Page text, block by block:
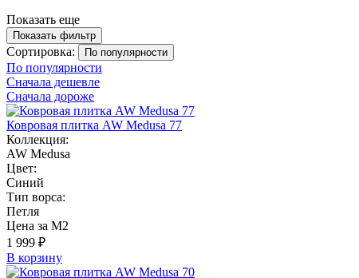
Показать еще
Показать фильтр
Сортировка: По популярности
По популярности
Сначала дешевле
Сначала дороже
Ковровая плитка AW Medusa 77
Коллекция:
AW Medusa
Цвет:
Синий
Тип ворса:
Петля
Цена за М2
1 999 ₽
В корзину